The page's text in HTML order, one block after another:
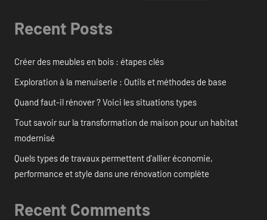
Recent Posts
Créer des meubles en bois : étapes clés
Exploration à la menuiserie : Outils et méthodes de base
Quand faut-il rénover ? Voici les situations types
Tout savoir sur la transformation de maison pour un habitat
modernisé
Quels types de travaux permettent d’allier économie,
performance et style dans une rénovation complète
Recent Comments